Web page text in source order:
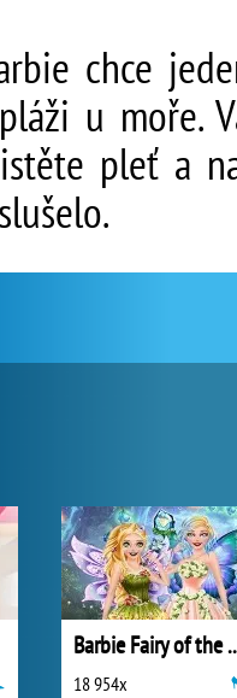
chce
u moře.
pleť a
Barbie
18 954x